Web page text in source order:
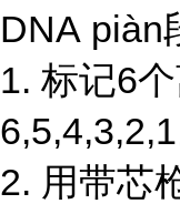
DNA piàn
1. 标记6
6,5,4,3,2,1
2. 用带芯